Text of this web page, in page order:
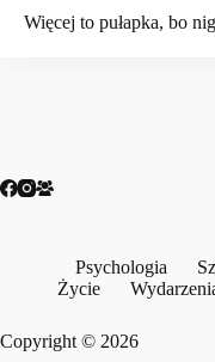
Więcej to pułapka, bo
Psychologia
Życie
Copyright © 2026